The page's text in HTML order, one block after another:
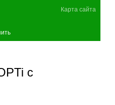
Smartec Карта сайта
с